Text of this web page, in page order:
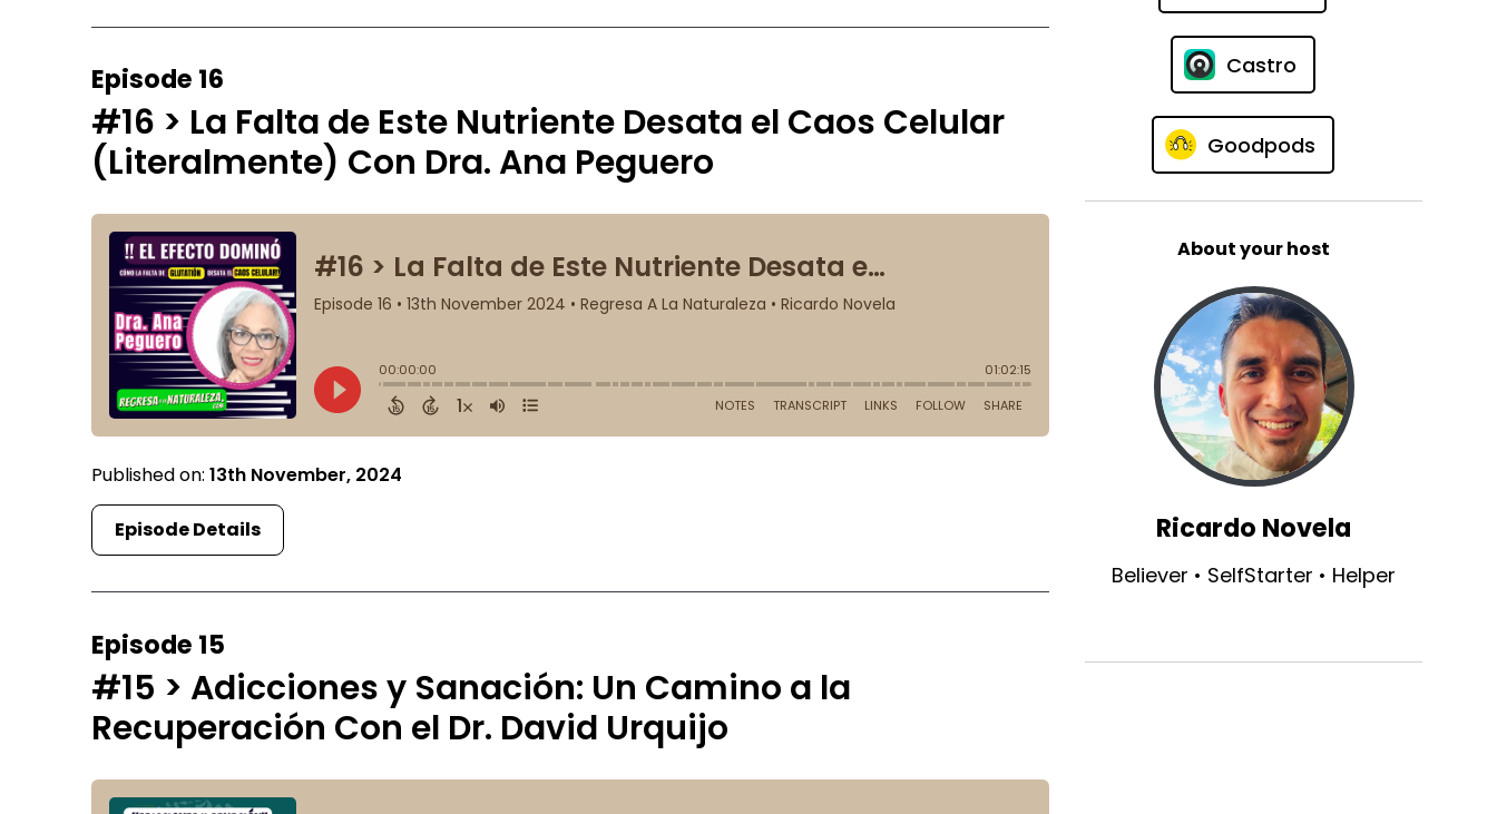
Episode 16
#16 > La Falta de Este Nutriente Desata el Caos Celular
(Literalmente) Con Dra. Ana Peguero
Published on:13th November, 2024
Episode Details
Episode 15
#15 > Adicciones y Sanación: Un Camino a la
Recuperación Con el Dr. David Urquijo
Castro
Goodpods
About your host
Ricardo Novela
Believer • SelfStarter • Helper